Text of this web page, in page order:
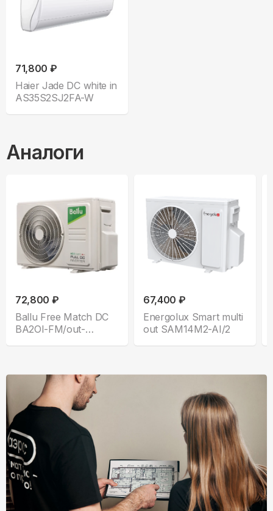
71,800 ₽
Haier Jade DC white in
AS35S2SJ2FA-W
Аналоги
72,800 ₽
Ballu Free Match DC
BA2OI-FM/out-
67,400 ₽
Energolux Smart multi
out SAM14M2-AI/2